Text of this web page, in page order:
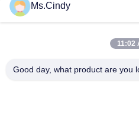
Starke ursprüngliche
Abnutzungs-Gewebe-
150cm * 100m
Ms.Cindy
11:02
Good day, what product are you